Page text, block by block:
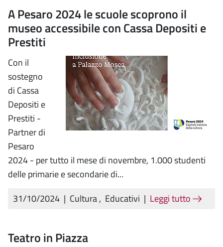
A Pesaro 2024 le scuole scoprono il
museo accessibile con Cassa Depositi e
Prestiti
Con il
sostegno
di Cassa
Depositi e
Prestiti -
Partner di
Pesaro
2024 - per tutto il mese di novembre, 1.000 studenti
delle primarie e secondarie di...
31/10/2024 | Cultura, Educativi | Leggi tutto
Teatro in Piazza